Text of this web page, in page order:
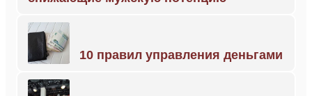
10 правил управления деньгами